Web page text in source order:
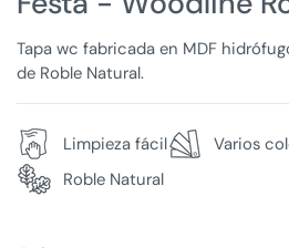
Tapa wc fabricada en MDF
de Roble Natural.
Limpieza fácil Varios
Roble Natural